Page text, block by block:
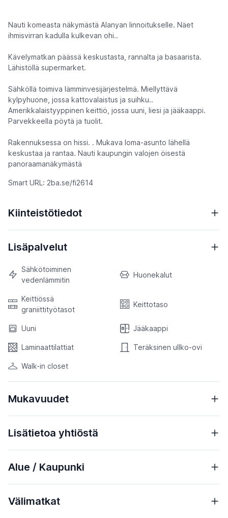
Nauti komeasta näkymästä Alanyan linnoitukselle. Näet
ihmisvirran kadulla kulkevan ohi..
Kävelymatkan päässä keskustasta, rannalta ja basaarista.
Lähistöllä supermarket.
Sähköllä toimiva lämminvesijärjestelmä. Miellyttävä
kylpyhuone, jossa kattovalaistus ja suihku..
Amerikkalaistyyppinen keittiö, jossa uuni, liesi ja jääkaappi.
Parvekkeella pöytä ja tuolit.
Rakennuksessa on hissi. . Mukava loma-asunto lähellä
keskustaa ja rantaa. Nauti kaupungin valojen öisestä
panoraamanäkymästä
Smart URL: 2ba.se/fi2614
Kiinteistötiedot
Lisäpalvelut
Sähkötoiminen
vedenlämmitin
Huonekalut
Keittiössä
graniittityötasot
Keittotaso
Uuni Jääkaappi
Laminaattilattiat Teräksinen ullko-ovi
Walk-in closet
Mukavuudet
Lisätietoa yhtiöstä
Alue / Kaupunki
Välimatkat